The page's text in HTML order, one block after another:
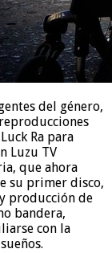
del género,
Ra para
Luzu TV
que ahora
su primer disco,
producción de
bandera,
con la